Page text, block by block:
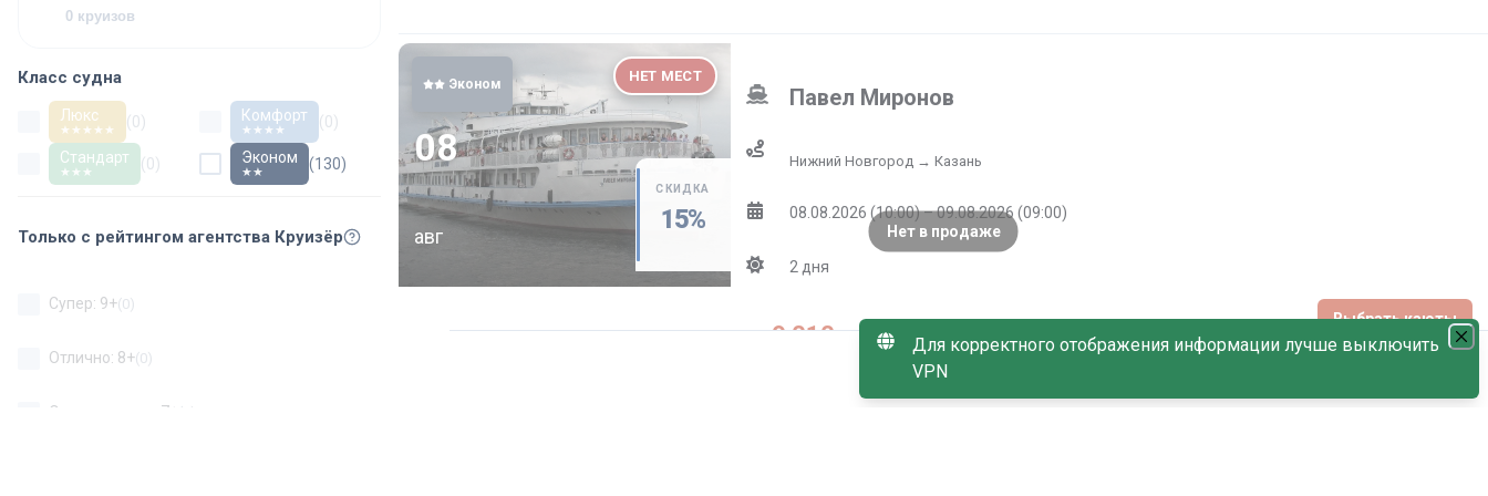
0 круизов
Класс судна
Люкс
★★★★★ (0)
Стандарт
★★★ (0)
Комфорт
★★★★ (0)
Эконом
★★ (130)
Только с рейтингом агентства Круизёр
Супер: 9+(0)
Отлично: 8+(0)
Очень хорошо: 7+ ( )
Нет в продаже
СКИДКА
15%
Эконом НЕТ МЕСТ
08
авг
Павел Миронов
Нижний Новгород → Казань
08.08.2026 (10:00) – 09.08.2026 (09:00)
2дня
от 9 010 ₽
Выбрать каюты
Для корректного отображения информации лучше выключить
VPN